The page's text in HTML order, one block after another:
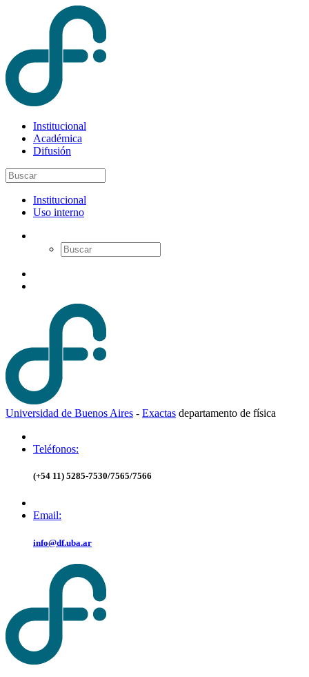
Institucional
Académica
Difusión
Institucional
Uso interno
Universidad de Buenos Aires - Exactas departamento de física
Teléfonos:
(+54 11) 5285-7530/7565/7566
Email:
info@df.uba.ar